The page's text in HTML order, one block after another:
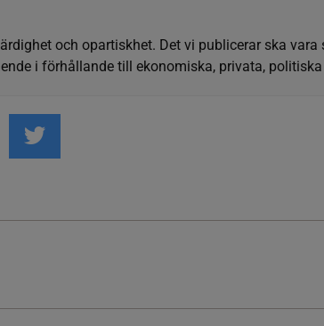
och opartiskhet. Det vi publicerar ska vara
i förhållande till ekonomiska, privata,